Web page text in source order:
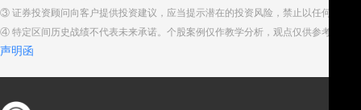
③ 证券投资顾问向客户提供投资建议，应当提示潜在的投资风险，禁止以任何方式
④ 特定区间历史战绩不代表未来承诺。个股案例仅作教学分析，观点仅供参考。股
声明函